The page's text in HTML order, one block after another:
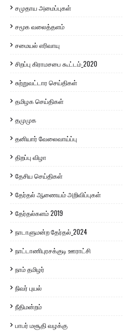
சமுதாய அமைப்புகள்
சமூக வலைத்தளம்
சமையல் எரிவாயு
சிறப்பு கிராமசபை கூட்டம்_2020
சுற்றுவட்டார செய்திகள்
தமிழக செய்திகள்
தமுமுக
தனியார் வேலைவாய்ப்பு
திறப்பு விழா
தேசிய செய்திகள்
தேர்தல் ஆணையம் அறிவிப்புகள்
தேர்தல்களம் 2019
நாடாளுமன்ற தேர்தல்_2024
நாட்டாணிபுரசக்குடி ஊராட்சி
நாம் தமிழர்
நிவர் புயல்
நீதிமன்றம்
பாபர் மசூதி வழக்கு